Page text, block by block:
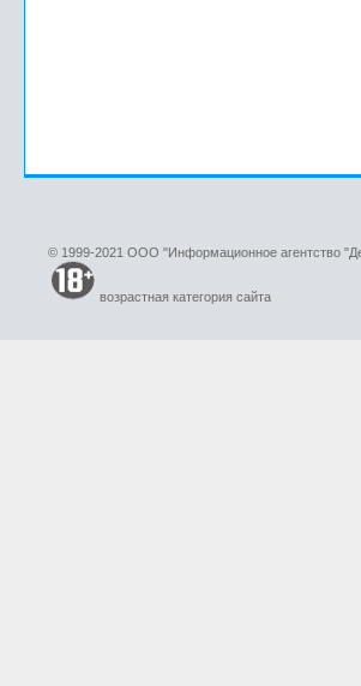
© 1999-2021 ООО "Информационное агентство
возрастная категория сайта